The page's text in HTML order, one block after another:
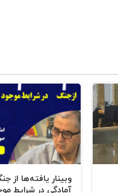
وبینار یافته‌ها از
آمادگی در شرایط